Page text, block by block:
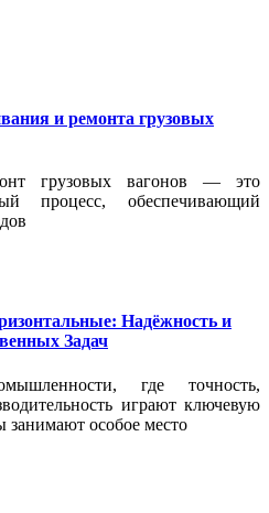
и ремонта грузовых
грузовых вагонов — это
процесс, обеспечивающий
Надёжность и
Задач
где точность,
играют ключевую
занимают особое место